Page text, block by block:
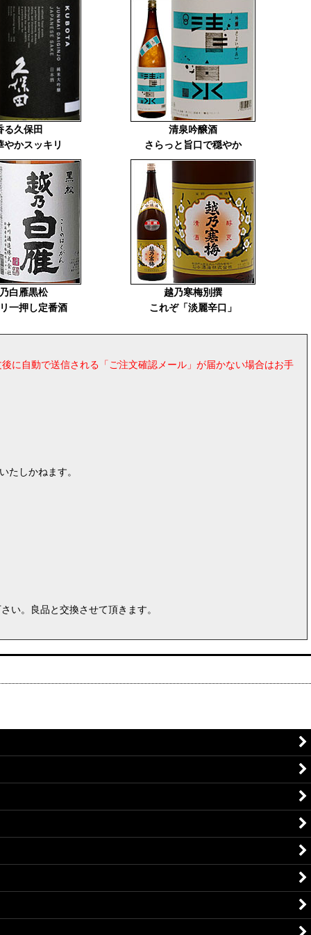
る久保田
やかスッキリ
清泉吟醸酒
さらっと旨口で穏やか
白雁黒松
一押し定番酒
越乃寒梅別撰
これぞ「淡麗辛口」
に自動で送信される「ご注文確認メール」が届かない場合はお手
たしかねます。
い。良品と交換させて頂きます。